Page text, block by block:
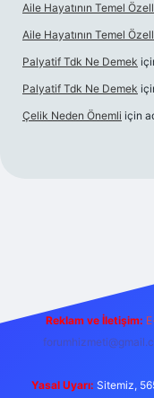
Aile Hayatının Temel
Aile Hayatının Temel
Palyatif Tdk Ne Demek
Palyatif Tdk Ne Demek
Çelik Neden Önemli için
Reklam ve İletişim:
Yasal Uyarı: Sitemiz,